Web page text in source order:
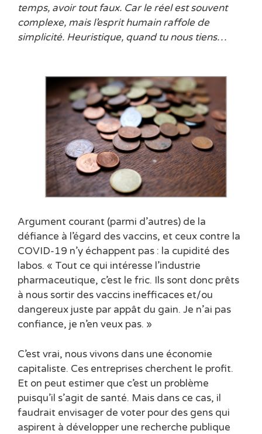
temps, avoir tout faux. Car le réel est souvent
complexe, mais l’esprit humain raffole de
simplicité. Heuristique, quand tu nous tiens…
Argument courant (parmi d’autres) de la
défiance à l’égard des vaccins, et ceux contre la
COVID-19 n’y échappent pas : la cupidité des
labos. « Tout ce qui intéresse l’industrie
pharmaceutique, c’est le fric. Ils sont donc prêts
à nous sortir des vaccins inefficaces et/ou
dangereux juste par appât du gain. Je n’ai pas
confiance, je n’en veux pas. »
C’est vrai, nous vivons dans une économie
capitaliste. Ces entreprises cherchent le profit.
Et on peut estimer que c’est un problème
puisqu’il s’agit de santé. Mais dans ce cas, il
faudrait envisager de voter pour des gens qui
aspirent à développer une recherche publique